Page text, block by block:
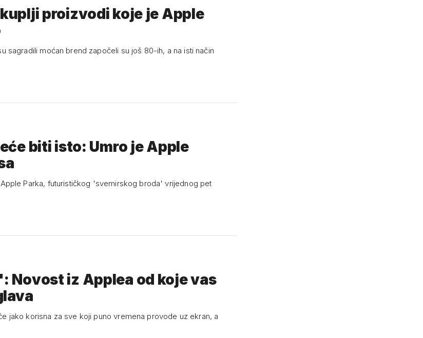
proizvodi koje je Apple
sagradili moćan brend započeli su još 80-ih, a na isti način
biti isto: Umro je Apple
Parka, futurističkog 'svemirskog broda' vrijednog pet
Novost iz Applea od koje vas
jako korisna za sve koji puno vremena provode uz ekran, a